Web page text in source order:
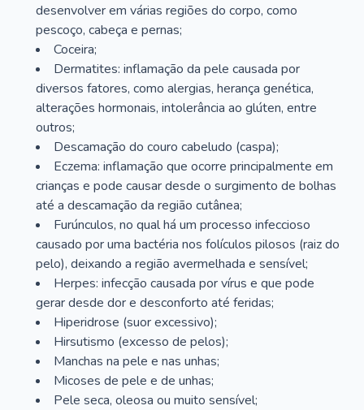
desenvolver em várias regiões do corpo, como
pescoço, cabeça e pernas;
Coceira;
Dermatites: inflamação da pele causada por
diversos fatores, como alergias, herança genética,
alterações hormonais, intolerância ao glúten, entre
outros;
Descamação do couro cabeludo (caspa);
Eczema: inflamação que ocorre principalmente em
crianças e pode causar desde o surgimento de bolhas
até a descamação da região cutânea;
Furúnculos, no qual há um processo infeccioso
causado por uma bactéria nos folículos pilosos (raiz do
pelo), deixando a região avermelhada e sensível;
Herpes: infecção causada por vírus e que pode
gerar desde dor e desconforto até feridas;
Hiperidrose (suor excessivo);
Hirsutismo (excesso de pelos);
Manchas na pele e nas unhas;
Micoses de pele e de unhas;
Pele seca, oleosa ou muito sensível;